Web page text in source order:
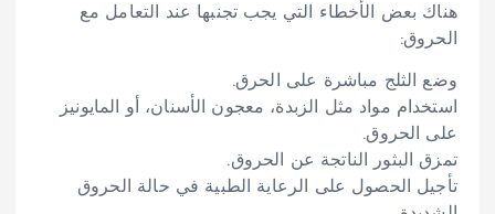
هناك بعض الأخطاء التي يجب تجنبها عند التعامل مع
الحروق:
وضع الثلج مباشرة على الحرق.
استخدام مواد مثل الزبدة، معجون الأسنان، أو المايونيز
على الحروق.
تمزق البثور الناتجة عن الحروق.
تأجيل الحصول على الرعاية الطبية في حالة الحروق